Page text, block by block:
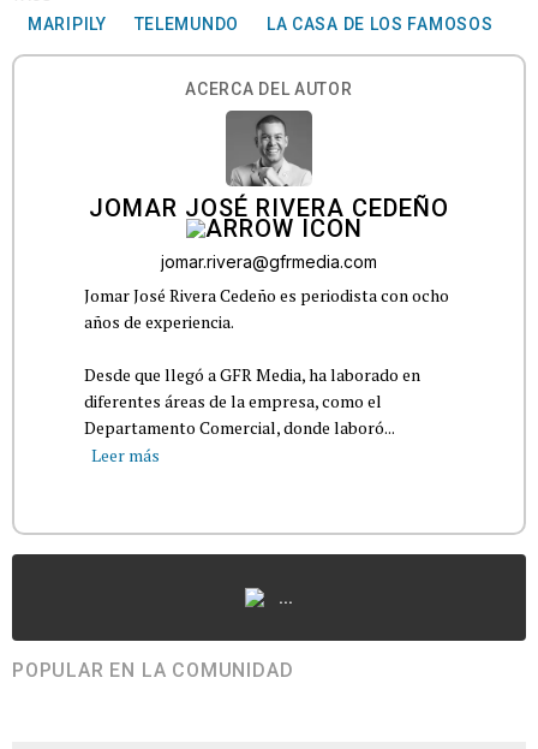
MARIPILY TELEMUNDO LA CASA DE LOS FAMOSOS
ACERCA DEL AUTOR
JOMAR JOSÉ RIVERA CEDEÑO
jomar.rivera@gfrmedia.com
Jomar José Rivera Cedeño es periodista con ocho
años de experiencia.
Desde que llegó a GFR Media, ha laborado en
diferentes áreas de la empresa, como el
Departamento Comercial, donde laboró...
Leer más
...
POPULAR EN LA COMUNIDAD